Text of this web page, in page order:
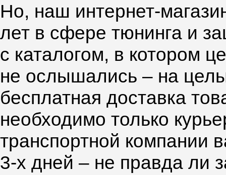
Но, наш интернет-
лет в сфере тюнинга и
с каталогом, в котором
не ослышались – на
бесплатная доставка
необходимо только
транспортной компании
3-х дней – не правда ли